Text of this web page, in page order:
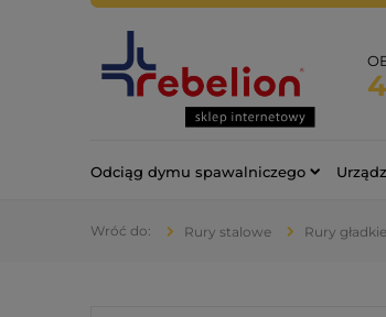
Odciąg dymu spawalniczego
Rury stalowe Rury